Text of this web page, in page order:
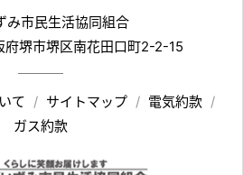
み市民生活協同組合
堺市堺区南花田口町2-2-15
て サイトマップ
電気約款
ガス約款